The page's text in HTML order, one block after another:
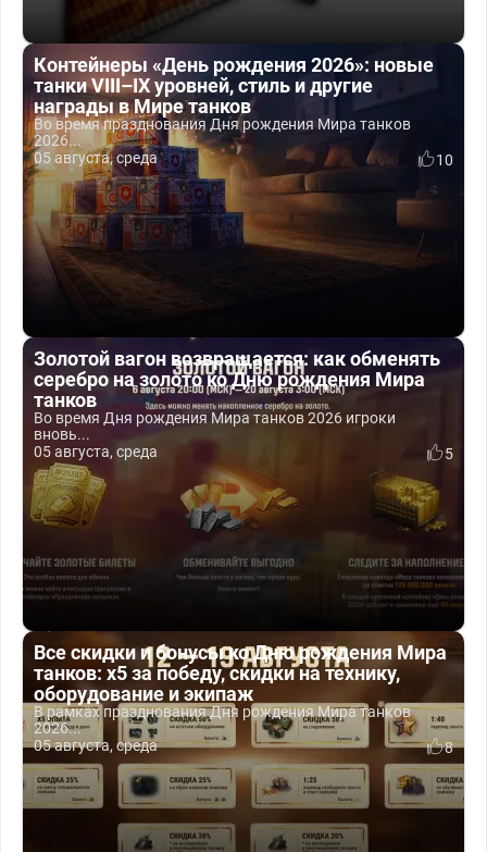
Контейнеры «День рождения 2026»: новые
танки VIII–IX уровней, стиль и другие
награды в Мире танков
Во время празднования Дня рождения Мира танков
2026...
05 августа, среда
10
Золотой вагон возвращается: как обменять
серебро на золото ко Дню рождения Мира
танков
Во время Дня рождения Мира танков 2026 игроки
вновь...
05 августа, среда
5
Все скидки и бонусы ко Дню рождения Мира
танков: x5 за победу, скидки на технику,
оборудование и экипаж
В рамках празднования Дня рождения Мира танков
2026...
05 августа, среда
8